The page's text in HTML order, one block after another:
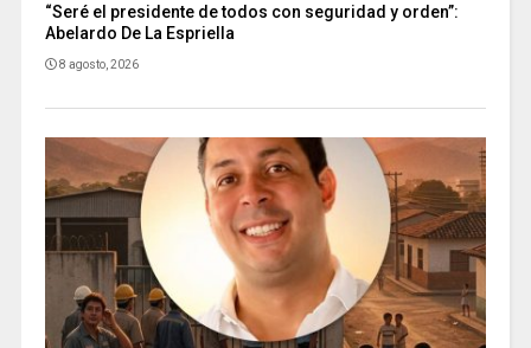
“Seré el presidente de todos con seguridad y orden”:
Abelardo De La Espriella
8 agosto, 2026